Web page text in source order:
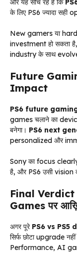
और यह सोच रहे हैं कि
के लिए PS6 ज्यादा सही
New gamers या
investment हो सकता
industry के साथ evolve
Future
Impact
PS6 future
games चलाने का
बनेगा। PS6 next
personalized और
Sony का focus
है, और PS6 उसी vision
Final Verdict
Games पर
अगर पूरे PS6 vs PS5
सिर्फ छोटा upgrade
Performance, AI